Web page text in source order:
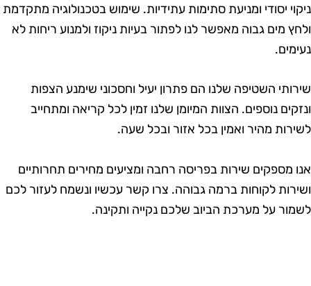
יסודי ומניעת סתימות עתידיות. שימוש בטכנולוגיה מתקדמת
מים גבוה מאפשר לנו לפתור בעיות ניקוז ולמנוע ריחות לא
השטיפה שלנו הם פתרון יעיל וחסכוני שימנע הצפות
נוספים. הצוות המיומן שלנו זמין לכל קריאה ומתחייב
מהיר ואמין בכל אזור ובכל שעה.
מספקים שירות בפריסה רחבה ומציעים מחירים תחרותיים
לקוחות ברמה גבוהה. צרו קשר עכשיו ונשמח לעזור לכם
על מערכת הביוב שלכם נקייה ותקינה.